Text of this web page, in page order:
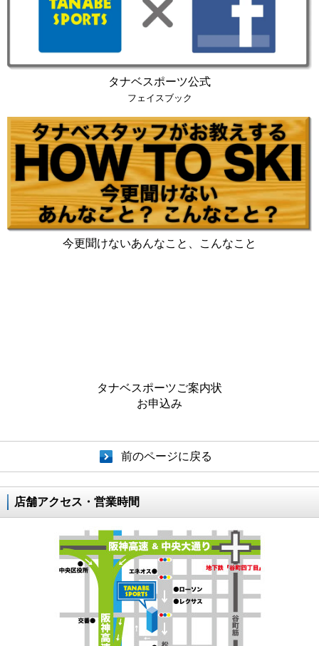
タナベスポーツ公式
フェイスブック
今更聞けないあんなこと、こんなこと
タナベスポーツご案内状
お申込み
前のページに戻る
店舗アクセス・営業時間